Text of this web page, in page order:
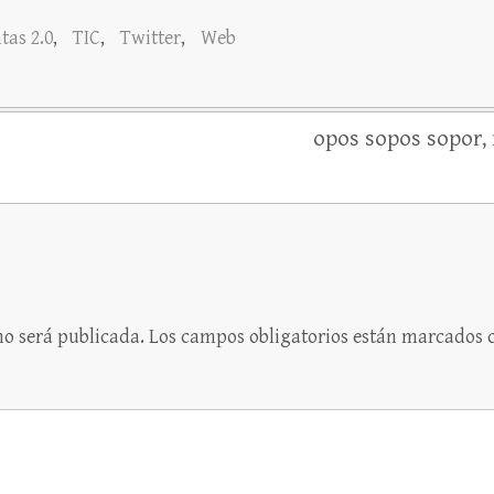
2.0, TIC, Twitter, Web
opos sopos
será publicada. Los campos obligatorios están marcados